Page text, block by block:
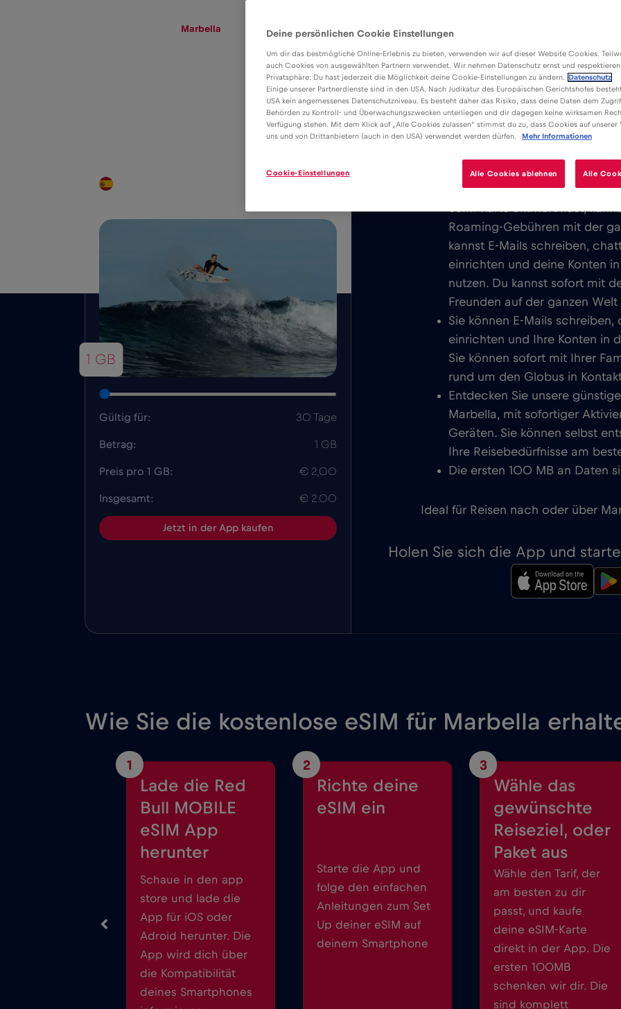
Marbella
2€/GB
1 GB
Gültig für: 30 Tage
Betrag: 1 GB
Preis pro 1 GB: € 2,00
Insgesamt: € 2.00
Jetzt in der App kaufen
Vorteile Beschreibung
Lade die einfach zu installierende
herunter und genieße
Wir berechnen nie eine
Roaming-Gebühren mit der
kannst E-Mails schreiben,
einrichten und deine Konten
nutzen. Du kannst sofort mit
Freunden auf der ganzen
Sie können E-Mails
einrichten und Ihre Konten in
Sie können sofort mit Ihrer
rund um den Globus in
Entdecken Sie unsere
Marbella, mit sofortiger
Geräten. Sie können selbst
Ihre Reisebedürfnisse am
Die ersten 100 MB an Daten
Ideal für Reisen nach oder über
Holen Sie sich die App und
Wie Sie die kostenlose eSIM für Marbella
1
Lade die Red
Bull MOBILE
eSIM App
herunter
Schaue in den app
store und lade die
App für iOS oder
Adroid herunter. Die
App wird dich über
die Kompatibilität
deines Smartphones
2
Richte deine
eSIM ein
Starte die App und
folge den einfachen
Anleitungen zum Set
Up deiner eSIM auf
deinem Smartphone
3
Wähle das
gewünschte
Reiseziel, oder
Paket aus
Wähle den Tarif, der
am besten zu dir
passt, und kaufe
deine eSIM-Karte
direkt in der App. Die
ersten 100MB
schenken wir dir. Die
sind komplett
Deine persönlichen Cookie Einstellungen
Um dir das bestmögliche Online-Erlebnis zu bieten, verwenden wir auf dieser Website Cookies.
auch Cookies von ausgewählten Partnern verwendet. Wir nehmen Datenschutz ernst und
Privatsphäre: Du hast jederzeit die Möglichkeit deine Cookie-Einstellungen zu ändern.
Datenschutz
Einige unserer Partnerdienste sind in den USA. Nach Judikatur des Europäischen Gerichtshofes
USA kein angemessenes Datenschutzniveau. Es besteht daher das Risiko, dass deine Daten dem
Behörden zu Kontroll- und Überwachungszwecken unterliegen und dir dagegen keine wirksamen
Verfügung stehen. Mit dem Klick auf „Alle Cookies zulassen“ stimmst du zu, dass Cookies auf unserer
uns und von Drittanbietern (auch in den USA) verwendet werden dürfen.
Mehr Informationen
Alle Cookies ablehnen Alle
Cookie-Einstellungen